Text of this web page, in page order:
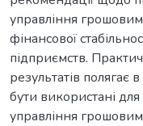
управління
фінансової
підприємств.
результатів
бути використані
управління